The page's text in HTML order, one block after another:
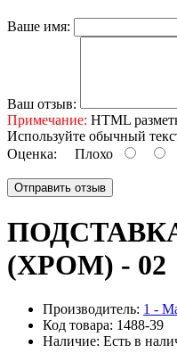
Ваше имя:
Ваш отзыв:
Примечание: HTML
Используйте обычный
Оценка: Плохо
Отправить отзыв
(ХРОМ) - 02
Производитель: 1 -
Код товара: 1488-39
Наличие: Есть в